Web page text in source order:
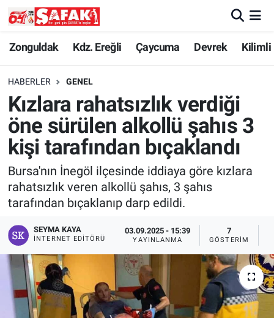
Zonguldak Kdz. Ereğli Çaycuma Devrek Kilimli
HABERLER GENEL
Kızlara rahatsızlık verdiği
öne sürülen alkollü şahıs 3
kişi tarafından bıçaklandı
Bursa'nın İnegöl ilçesinde iddiaya göre kızlara
rahatsızlık veren alkollü şahıs, 3 şahıs
tarafından bıçaklanıp darp edildi.
SEYMA KAYA
İNTERNET EDITÖRÜ
03.09.2025 - 15:39
YAYINLANMA
7
GÖSTERIM
Zonguldak
Kdz. Ereğli
Çaycuma
Devrek
Kilimli
Asayiş
Spor
Resmi İlan
Zonguldak Nöbetçi Eczaneler
Zonguldak Hava Durumu
Zonguldak Namaz Vakitleri
Zonguldak Trafik Yoğunluk Haritası
Süper Lig Puan Durumu ve Fikstür
Tüm Manşetler
Son Dakika Haberleri
Haber Arşivi